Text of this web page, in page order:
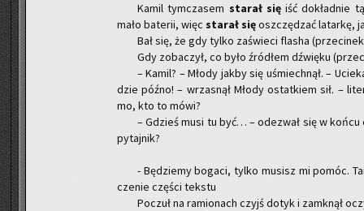
Kamil tym­cza­sem sta­rał sięiść do­kład­nie
mało ba­te­rii, więc sta­rał sięoszczę­dzać la­tar­kę,
Bał się, że gdy tylko za­świe­ci fla­sha
Gdy zo­ba­czył, co było źró­dłem dźwię­ku
– Kamil? – Młody jakby się uśmiech­nął. –
dzie późno! – wrza­snął Młody ostat­kiem sił. –
mo, kto to mówi?
– Gdzieś musi tu być… – ode­zwał się w
py­taj­nik?
- Bę­dzie­my bo­ga­ci, tylko mu­sisz mi pomóc.
cze­nie czę­ści tek­stu
Po­czuł na ra­mio­nach czyjś dotyk i za­mknął